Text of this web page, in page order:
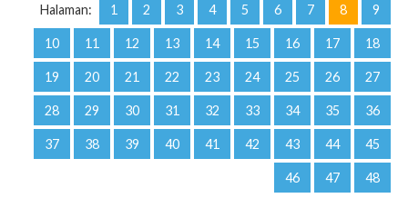
Halaman: 1 2 3 4 5 6 7 8 9
10 11 12 13 14 15 16 17 18
19 20 21 22 23 24 25 26 27
28 29 30 31 32 33 34 35 36
37 38 39 40 41 42 43 44 45
46 47 48